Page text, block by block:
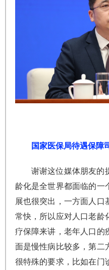
国家医保局待遇保障
谢谢这位媒体朋友的
龄化是全世界都面临的一
展也很突出，一方面人口
常快，所以应对人口老龄
疗保障来讲，老年人口的
面是慢性病比较多，第二
很特殊的要求，比如在门